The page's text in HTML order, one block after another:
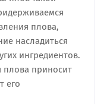
плова,
насладиться
ингредиентов.
плова приносит
его